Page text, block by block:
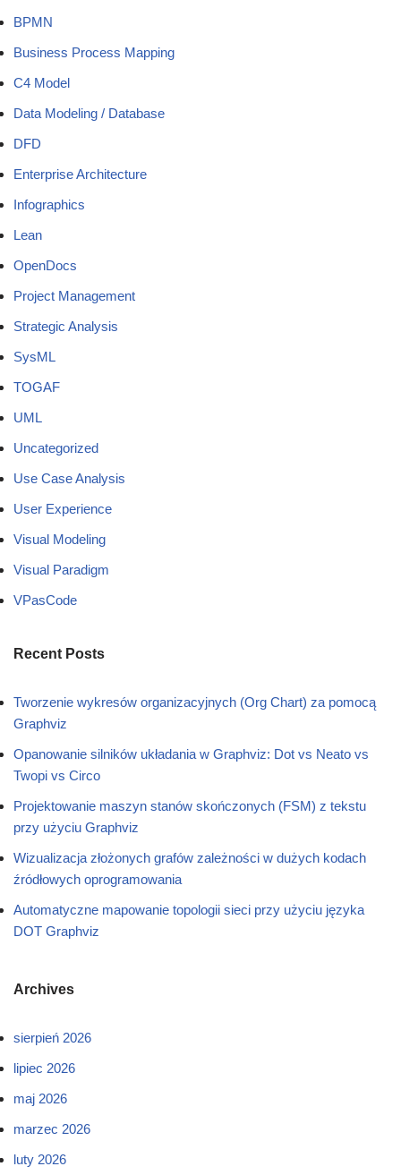
BPMN
Business Process Mapping
C4 Model
Data Modeling / Database
DFD
Enterprise Architecture
Infographics
Lean
OpenDocs
Project Management
Strategic Analysis
SysML
TOGAF
UML
Uncategorized
Use Case Analysis
User Experience
Visual Modeling
Visual Paradigm
VPasCode
Recent Posts
Tworzenie wykresów organizacyjnych (Org Chart) za pomocą
Graphviz
Opanowanie silników układania w Graphviz: Dot vs Neato vs
Twopi vs Circo
Projektowanie maszyn stanów skończonych (FSM) z tekstu
przy użyciu Graphviz
Wizualizacja złożonych grafów zależności w dużych kodach
źródłowych oprogramowania
Automatyczne mapowanie topologii sieci przy użyciu języka
DOT Graphviz
Archives
sierpień 2026
lipiec 2026
maj 2026
marzec 2026
luty 2026